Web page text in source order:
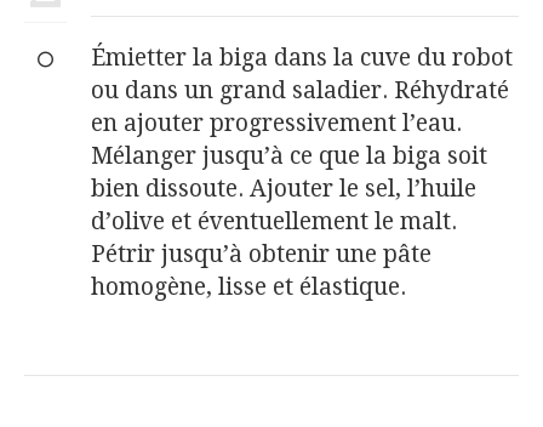
Émietter la biga dans la cuve du robot
ou dans un grand saladier. Réhydraté
en ajouter progressivement l’eau.
Mélanger jusqu’à ce que la biga soit
bien dissoute. Ajouter le sel, l’huile
d’olive et éventuellement le malt.
Pétrir jusqu’à obtenir une pâte
homogène, lisse et élastique.